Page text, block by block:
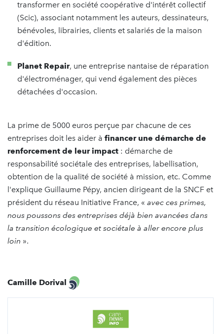
transformer en société coopérative d'intérêt collectif
(Scic), associant notamment les auteurs, dessinateurs,
bénévoles, librairies, clients et salariés de la maison
d'édition.
Planet Repair, une entreprise nantaise de réparation
d'électroménager, qui vend également des pièces
détachées d'occasion.
La prime de 5000 euros perçue par chacune de ces
entreprises doit les aider à financer une démarche de
renforcement de leur impact : démarche de
responsabilité sociétale des entreprises, labellisation,
obtention de la qualité de société à mission, etc. Comme
l'explique Guillaume Pépy, ancien dirigeant de la SNCF et
président du réseau Initiative France, « avec ces primes,
nous poussons des entreprises déjà bien avancées dans
la transition écologique et sociétale à aller encore plus
loin ».
Camille Dorival